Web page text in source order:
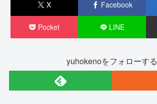
X Facebook
Pocket LINE
yuhokenoをフォローする